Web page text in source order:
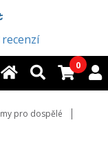
recenzí
0
pro dospělé